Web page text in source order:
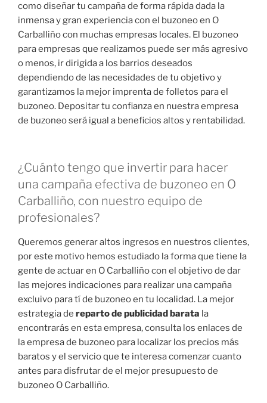
como diseñar tu campaña de forma rápida dada la
inmensa y gran experiencia con el buzoneo en O
Carballiño con muchas empresas locales. El buzoneo
para empresas que realizamos puede ser más agresivo
o menos, ir dirigida a los barrios deseados
dependiendo de las necesidades de tu objetivo y
garantizamos la mejor imprenta de folletos para el
buzoneo. Depositar tu confianza en nuestra empresa
de buzoneo será igual a beneficios altos y rentabilidad.
¿Cuánto tengo que invertir para hacer
una campaña efectiva de buzoneo en O
Carballiño, con nuestro equipo de
profesionales?
Queremos generar altos ingresos en nuestros clientes,
por este motivo hemos estudiado la forma que tiene la
gente de actuar en O Carballiño con el objetivo de dar
las mejores indicaciones para realizar una campaña
excluivo para tí de buzoneo en tu localidad. La mejor
estrategia de reparto de publicidad barata la
encontrarás en esta empresa, consulta los enlaces de
la empresa de buzoneo para localizar los precios más
baratos y el servicio que te interesa comenzar cuanto
antes para disfrutar de el mejor presupuesto de
buzoneo O Carballiño.